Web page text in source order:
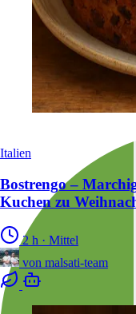
Italien
Bostrengo –
Kuchen zu
2 h · Mittel
von malsati-team